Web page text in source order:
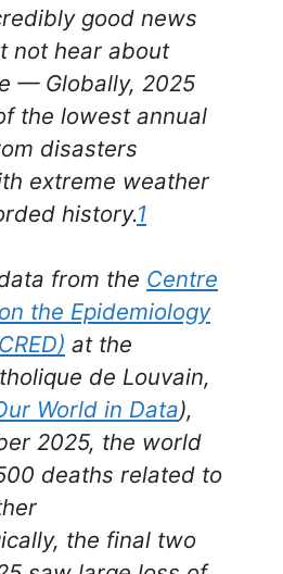
good news
not hear about
— Globally, 2025
the lowest annual
disasters
extreme weather
history.1
from the Centre
the Epidemiology
at the
de Louvain,
World in Data),
2025, the world
deaths related to
the final two